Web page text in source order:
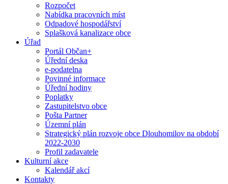
Rozpočet
Nabídka pracovních míst
Odpadové hospodářství
Splašková kanalizace obce
Úřad
Portál Občan+
Úřední deska
e-podatelna
Povinné informace
Úřední hodiny
Poplatky
Zastupitelstvo obce
Pošta Partner
Územní plán
Strategický plán rozvoje obce Dlouhomilov na období
2022-2030
Profil zadavatele
Kulturní akce
Kalendář akcí
Kontakty